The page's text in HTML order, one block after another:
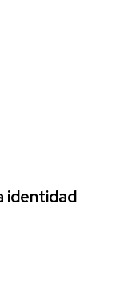
identidad